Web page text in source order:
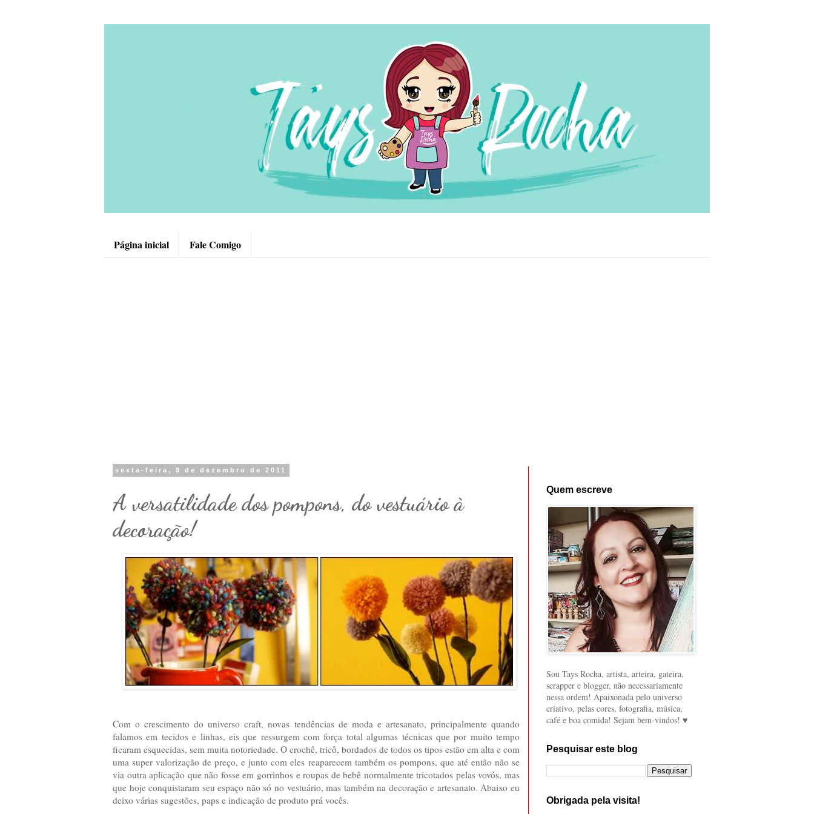
Página inicial Fale Comigo
sexta-feira, 9 de dezembro de 2011
A versatilidade dos pompons, do vestuário à
decoração!
Com o crescimento do universo craft, novas tendências de moda e artesanato, principalmente quando
falamos em tecidos e linhas, eis que ressurgem com força total algumas técnicas que por muito tempo
ficaram esquecidas, sem muita notoriedade. O crochê, tricô, bordados de todos os tipos estão em alta e com
uma super valorização de preço, e junto com eles reaparecem também os pompons, que até então não se
via outra aplicação que não fosse em gorrinhos e roupas de bebê normalmente tricotados pelas vovós, mas
que hoje conquistaram seu espaço não só no vestuário, mas também na decoração e artesanato. Abaixo eu
deixo várias sugestões, paps e indicação de produto prá vocês.
Quem escreve
Sou Tays Rocha, artista, arteira, gateira,
scrapper e blogger, não necessariamente
nessa ordem! Apaixonada pelo universo
criativo, pelas cores, fotografia, música,
café e boa comida! Sejam bem-vindos! ♥
Pesquisar este blog
Obrigada pela visita!